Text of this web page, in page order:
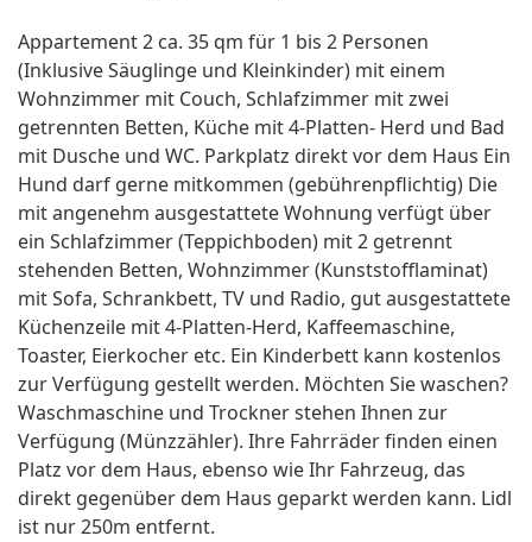
Appartement 2 ca. 35 qm für 1 bis 2 Personen
(Inklusive Säuglinge und Kleinkinder) mit einem
Wohnzimmer mit Couch, Schlafzimmer mit zwei
getrennten Betten, Küche mit 4-Platten- Herd und Bad
mit Dusche und WC. Parkplatz direkt vor dem Haus Ein
Hund darf gerne mitkommen (gebührenpflichtig) Die
mit angenehm ausgestattete Wohnung verfügt über
ein Schlafzimmer (Teppichboden) mit 2 getrennt
stehenden Betten, Wohnzimmer (Kunststofflaminat)
mit Sofa, Schrankbett, TV und Radio, gut ausgestattete
Küchenzeile mit 4-Platten-Herd, Kaffeemaschine,
Toaster, Eierkocher etc. Ein Kinderbett kann kostenlos
zur Verfügung gestellt werden. Möchten Sie waschen?
Waschmaschine und Trockner stehen Ihnen zur
Verfügung (Münzzähler). Ihre Fahrräder finden einen
Platz vor dem Haus, ebenso wie Ihr Fahrzeug, das
direkt gegenüber dem Haus geparkt werden kann. Lidl
ist nur 250m entfernt.